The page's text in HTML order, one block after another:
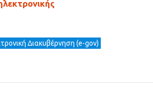
Διακυβέρνηση (e-gov)